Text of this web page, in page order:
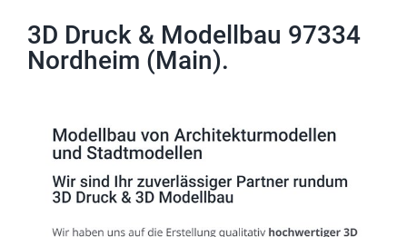
3D Druck & Modellbau 97334
Nordheim (Main).